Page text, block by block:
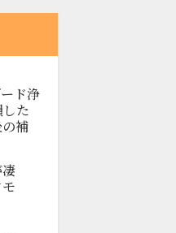
ド浄
た
補